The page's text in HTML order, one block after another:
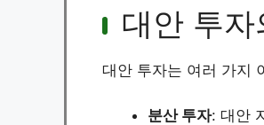
대안 투자
대안 투자는 여러 가지
분산 투자: 대안